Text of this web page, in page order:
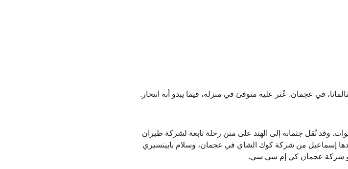
بيرينثالمانا، في عجمان. عُثر عليه متوفىً في منزله، فيما يبدو أنه انتحار.
وقد نُقل جثمانه إلى الهند على متن رحلة تابعة لشركة طيران
قادها إسماعيل من شركة كوك الشاي في عجمان، وسلام بابينسيري
شركة عجمان كي إم سي سي.